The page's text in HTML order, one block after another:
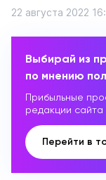
22 августа 2022
Выбирай из
по мнению
Прибыльные
редакции сайта
Перейти в